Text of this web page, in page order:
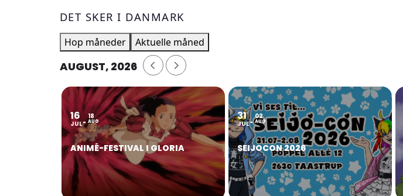
DET SKER I DANMARK
Hop måneder Aktuelle måned
AUGUST, 2026
16
JUL
18
AUG
ANIMÉ-FESTIVAL I GLORIA
31
JUL
02
AUG
SEIJOCON 2026